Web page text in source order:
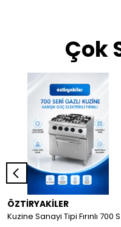
Çok
ÖZTİRYAKİLER